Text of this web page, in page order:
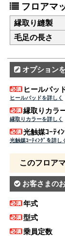
フロアマ
縁取り縫製
毛足の長さ
オプション
ヒールパッ
ヒールパッドを詳しく
縁取りカラ
縁取りカラーを詳しく
光触媒ｺｰﾃｨﾝ
光触媒ｺｰﾃｨﾝｸﾞを詳し
このフロア
お客さまの
年式
型式
乗員定数